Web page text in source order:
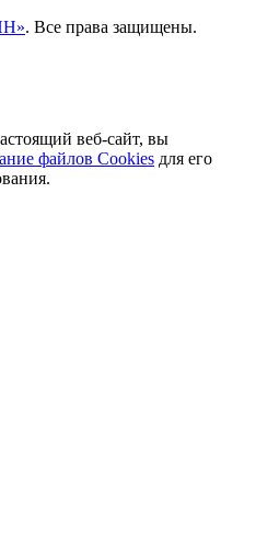
. Все права защищены.
веб-сайт, вы
файлов Cookies для его